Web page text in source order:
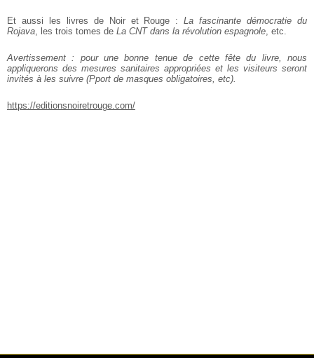
Et aussi les livres de Noir et Rouge :La fascinante démocratie du
Rojava, les trois tomes de La CNT dans la révolution espagnole, etc.
Avertissement : pour une bonne tenue de cette fête du livre, nous
appliquerons des mesures sanitaires appropriées et les visiteurs seront
invités à les suivre (Pport de masques obligatoires, etc).
https://editionsnoiretrouge.com/